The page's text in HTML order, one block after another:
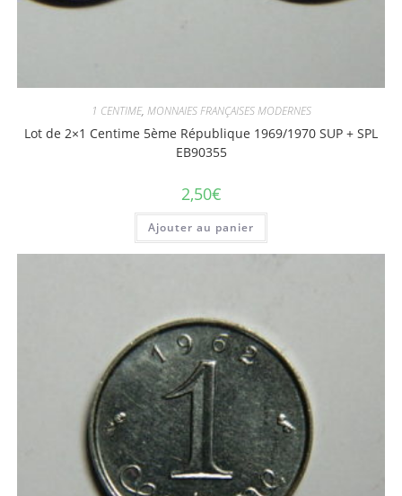
1 CENTIME, MONNAIES FRANÇAISES MODERNES
Lot de 2×1 Centime 5ème République 1969/1970 SUP + SPL
EB90355
2,50€
Ajouter au panier